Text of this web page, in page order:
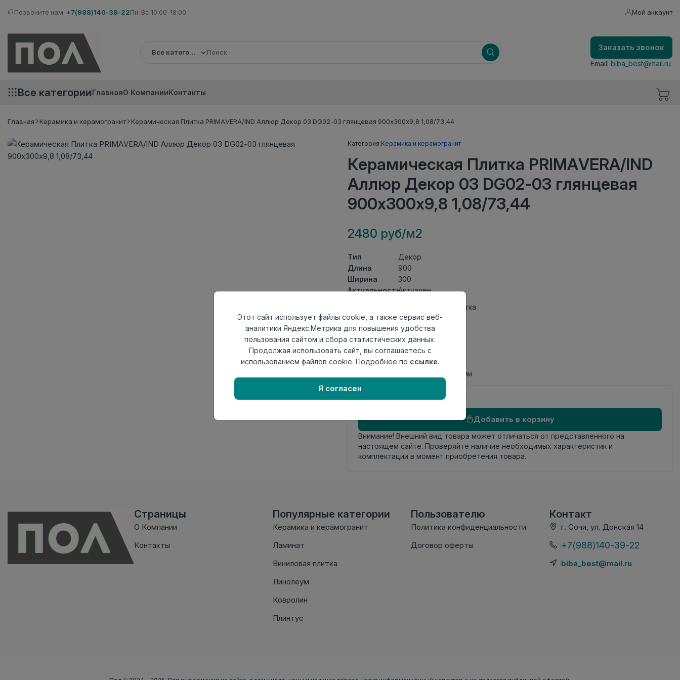
Позвоните нам: +7(988)140-39-22Пн-Вс 10:00-18:00 Мой аккаунт
Все категории
Заказать звонок
Email: biba_best@mail.ru
Все категорииГлавнаяО КомпанииКонтакты
Главная Керамика и керамогранит Керамическая Плитка PRIMAVERA/IND Аллюр Декор 03 DG02-03 глянцевая 900х300х9,8 1,08/73,44
Категория:Керамика и керамогранит
Керамическая Плитка PRIMAVERA/IND
Аллюр Декор 03 DG02-03 глянцевая
900х300х9,8 1,08/73,44
2480 руб/м2
Тип
Декор
Длина
900
Ширина
300
АктуальностьАктуален
группа
Керамическая Плитка
Толщина
9,8
Поверхность
глянцевая
Страна
происхождения
Индия
Номер
комплекта
Книга с коллекциями
Осталось11 упак
Добавить в корзину
Внимание! Внешний вид товара может отличаться от представленного на
настоящем сайте. Проверяйте наличие необходимых характеристик и
комплектации в момент приобретения товара.
Страницы
О Компании
Контакты
Популярные категории
Керамика и керамогранит
Ламинат
Виниловая плитка
Линолеум
Ковролин
Плинтус
Пользователю
Политика конфиденциальности
Договор оферты
Контакт
г. Сочи, ул. Донская 14
+7(988)140-39-22
biba_best@mail.ru
Этот сайт использует файлы cookie, а также сервис веб-
аналитики Яндекс.Метрика для повышения удобства
пользования сайтом и сбора статистических данных.
Продолжая использовать сайт, вы соглашаетесь с
использованием файлов cookie. Подробнее по ссылке.
Я согласен